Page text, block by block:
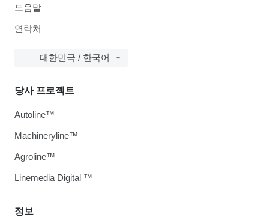
도움말
연락처
대한민국 / 한국어
정보
당사 프로젝트
Autoline™
Machineryline™
Agroline™
Linemedia Digital ™